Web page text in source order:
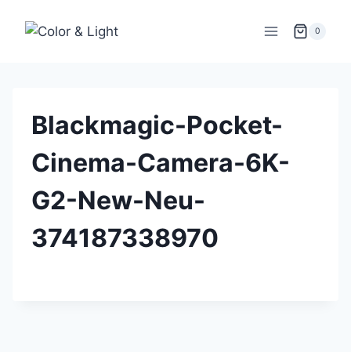
Inhalt
0
Blackmagic-Pocket-
Cinema-Camera-6K-
G2-New-Neu-
374187338970